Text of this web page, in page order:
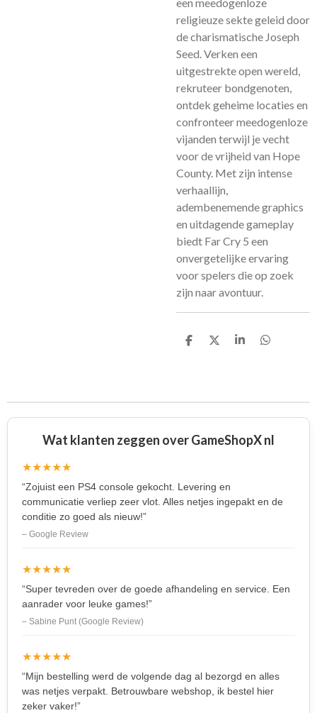
religieuze sekte geleid door
de charismatische Joseph
Seed. Verken een
uitgestrekte open wereld,
rekruteer bondgenoten,
ontdek geheime locaties en
confronteer meedogenloze
vijanden terwijl je vecht
voor de vrijheid van Hope
County. Met zijn intense
verhaallijn,
adembenemende graphics
en uitdagende gameplay
biedt Far Cry 5 een
onvergetelijke ervaring
voor spelers die op zoek
zijn naar avontuur.
D
D
S
D
Wat klanten zeggen over GameShopX nl
★★★★★
“Zojuist een PS4 console gekocht. Levering en
communicatie verliep zeer vlot. Alles netjes ingepakt en de
conditie zo goed als nieuw!”
– Google Review
★★★★★
“Super tevreden over de goede afhandeling en service. Een
aanrader voor leuke games!”
– Sabine Punt (Google Review)
★★★★★
“Mijn bestelling werd de volgende dag al bezorgd en alles
was netjes verpakt. Betrouwbare webshop, ik bestel hier
zeker vaker!”